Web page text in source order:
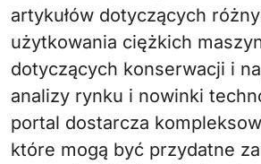
artykułów dotyczących
użytkowania ciężkich
dotyczących konserwacji i
analizy rynku i nowinki
portal dostarcza
które mogą być przydatne